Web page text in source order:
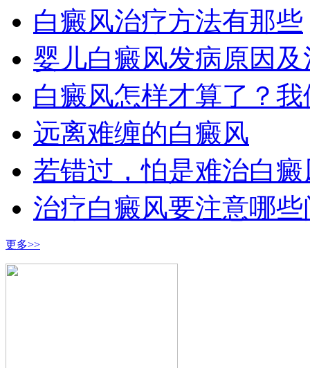
白癜风治疗方法有那些
婴儿白癜风发病原因
白癜风怎样才算了？
远离难缠的白癜风
若错过，怕是难治白癜
治疗白癜风要注意哪些
更多>>